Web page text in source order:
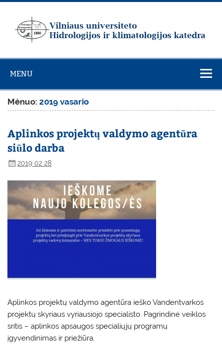
Skip
universiteto
Hidrologijos ir
klimatologijos
katedra
MENU
Mėnuo:2019 vasario
Aplinkos projektų valdymo agentūra
siūlo darba
2019 02 28
Aplinkos projektų valdymo agentūra ieško Vandentvarkos
projektų skyriaus vyriausiojo specialisto. Pagrindinė veiklos
sritis – aplinkos apsaugos specialiųjų programų
įgyvendinimas ir priežiūra.